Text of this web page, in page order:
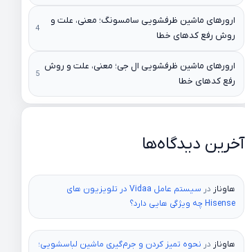
ارورهای ماشین ظرفشویی سامسونگ؛ معنی، علت و
روش رفع کدهای خطا
ارورهای ماشین ظرفشویی ال جی؛ معنی، علت و روش
رفع کدهای خطا
آخرین دیدگاه‌ها
هاوناز در
سیستم عامل Vidaa در تلویزیون های
Hisense چه ویژگی هایی دارد؟
هاوناز در نحوه تمیز کردن و جرم‌گیری ماشین لباسشویی؛